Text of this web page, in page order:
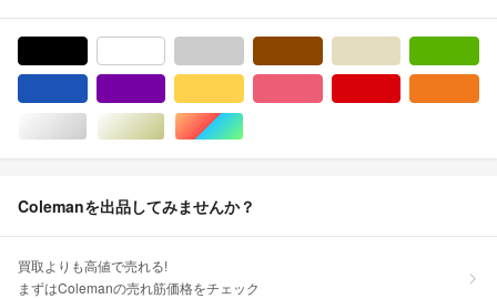
シルバー/銀色系ゴールド/金色系マルチカラー
Colemanを出品してみませんか？
買取よりも高値で売れる!
まずはColemanの売れ筋価格をチェック